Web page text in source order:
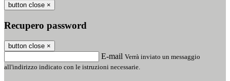
button close ×
Recupero password
button close ×
E-mail Verrà inviato un messaggio
all'indirizzo indicato con le istruzioni necessarie.